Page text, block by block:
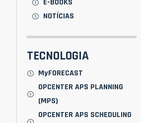
E-BOOKS
NOTÍCIAS
TECNOLOGIA
MyFORECAST
OPCENTER APS PLANNING
(MPS)
OPCENTER APS SCHEDULING